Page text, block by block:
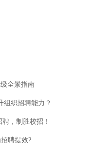
全景指南
组织招聘能力？
，制胜校招！
聘提效?